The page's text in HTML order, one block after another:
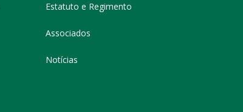
Estatuto e Regimento
Associados
Notícias